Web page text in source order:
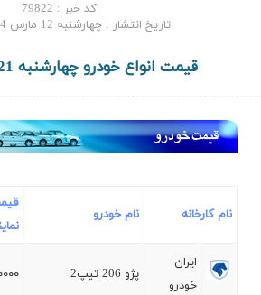
کد خبر : 79822
تاریخ انتشار : چهارشنبه 12 مارس 2014 - 6:49
قیمت انواع خودرو چهارشنبه 21 اسفند ۱۳۹۲
نام کارخانه نام خودرو
ايران
خودرو
پژو 206 تيپ2